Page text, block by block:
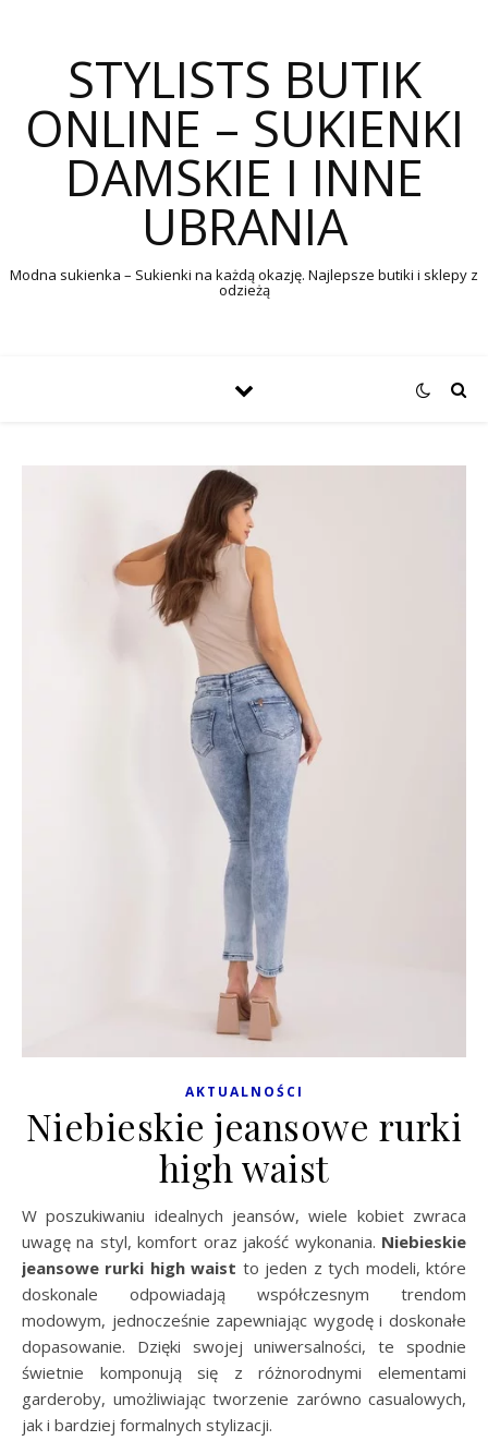
STYLISTS BUTIK
ONLINE – SUKIENKI
DAMSKIE I INNE
UBRANIA
Modna sukienka – Sukienki na każdą okazję. Najlepsze butiki i sklepy z
odzieżą
AKTUALNOŚCI
Niebieskie jeansowe rurki
high waist
W poszukiwaniu idealnych jeansów, wiele kobiet zwraca
uwagę na styl, komfort oraz jakość wykonania. Niebieskie
jeansowe rurki high waist to jeden z tych modeli, które
doskonale odpowiadają współczesnym trendom
modowym, jednocześnie zapewniając wygodę i doskonałe
dopasowanie. Dzięki swojej uniwersalności, te spodnie
świetnie komponują się z różnorodnymi elementami
garderoby, umożliwiając tworzenie zarówno casualowych,
jak i bardziej formalnych stylizacji.